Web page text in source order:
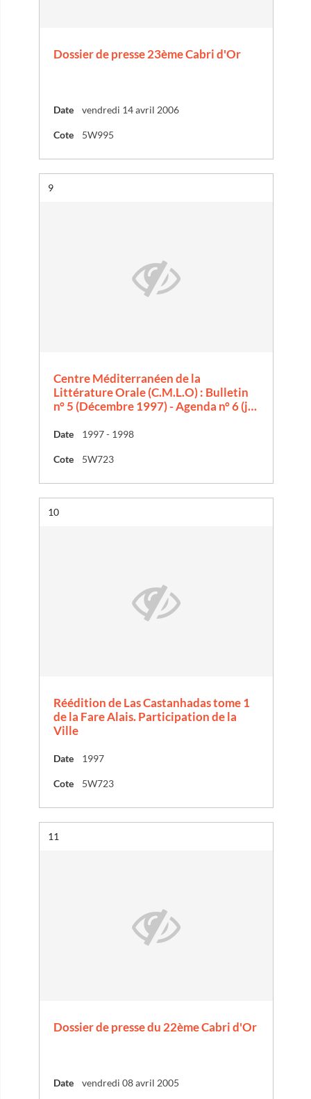
Dossier de presse 23ème Cabri d'Or
Date vendredi 14 avril 2006
Cote 5W995
Résultat n°
9
Centre Méditerranéen de la
Littérature Orale (C.M.L.O) : Bulletin
n° 5 (Décembre 1997) - Agenda n° 6 (j…
Date 1997 - 1998
Cote 5W723
Résultat n°
10
Réédition de Las Castanhadas tome 1
de la Fare Alais. Participation de la
Ville
Date 1997
Cote 5W723
Résultat n°
11
Dossier de presse du 22ème Cabri d'Or
Date vendredi 08 avril 2005